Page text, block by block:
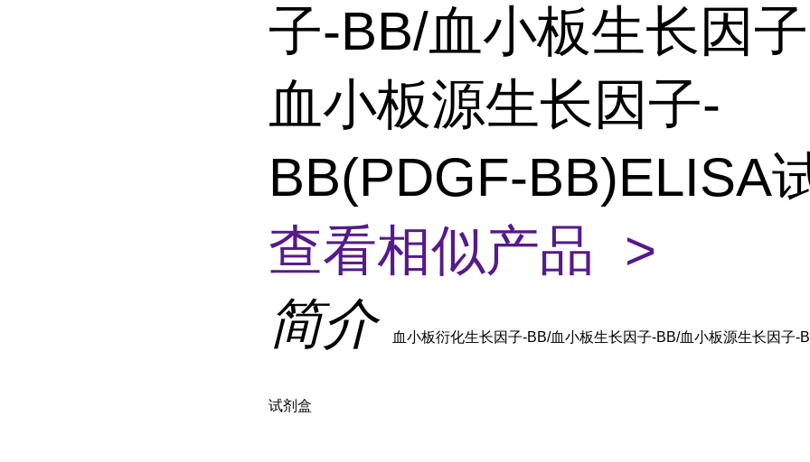
子-BB/血小板生长因
血小板源生长因子-
BB(PDGF-BB)ELISA
查看相似产品 >
简介
血小板衍化生长因子-BB/血小板生长因子-BB/血小板源生长因子-
试剂盒